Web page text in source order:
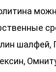
шалфей,